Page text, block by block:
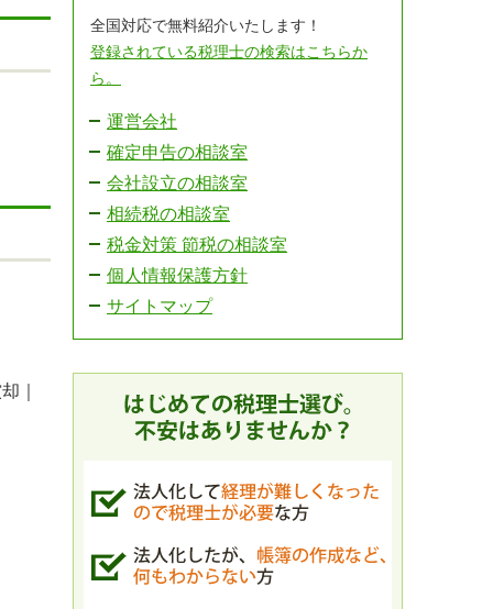
｜
全国対応で無料紹介いたします！
登録されている税理士の検索はこちらか
ら。
運営会社
確定申告の相談室
会社設立の相談室
相続税の相談室
税金対策 節税の相談室
個人情報保護方針
サイトマップ